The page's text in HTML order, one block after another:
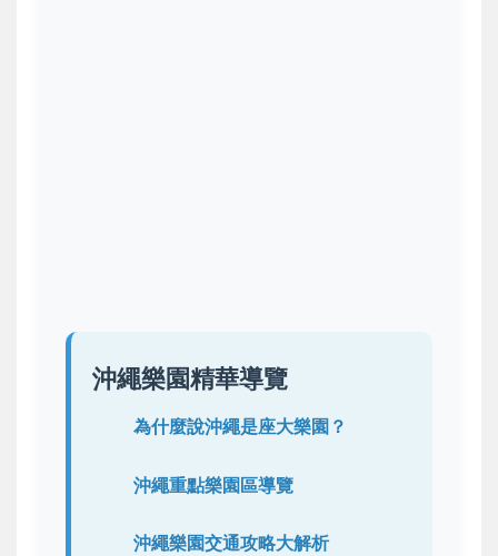
沖繩樂園精華導覽
為什麼說沖繩是座大樂園？
沖繩重點樂園區導覽
沖繩樂園交通攻略大解析